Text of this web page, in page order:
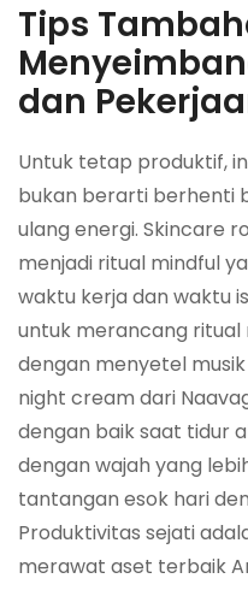
Tips
dan
Untuk tetap produktif,
bukan berarti berhenti
ulang energi. Skincare
menjadi ritual mindful
waktu kerja dan waktu
untuk merancang ritual
dengan menyetel
night cream dari
dengan baik saat tidur
dengan wajah yang
tantangan esok hari
Produktivitas sejati
merawat aset terbaik